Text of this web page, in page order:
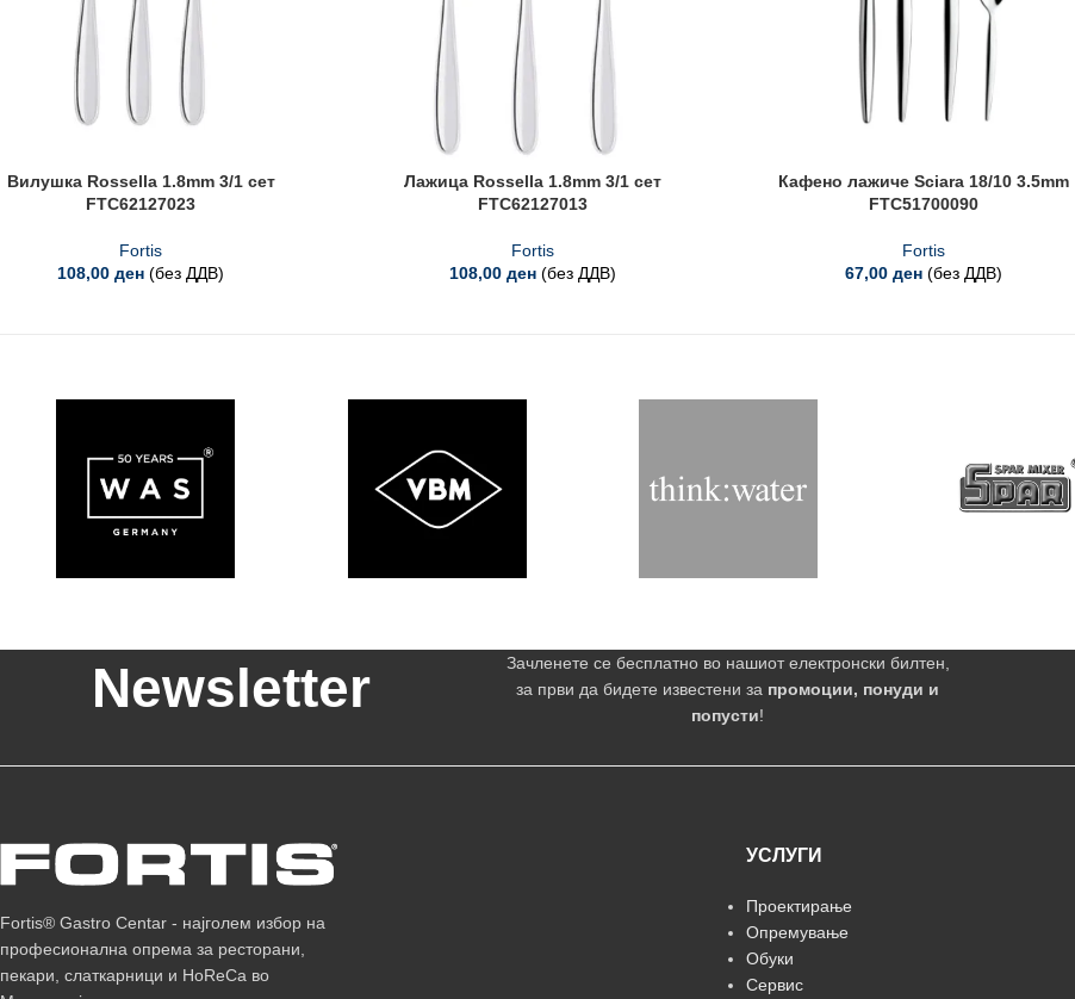
Вилушка Rossella 1.8mm 3/1 сет
FTC62127023
Fortis
108,00ден (без ДДВ)
Лажица Rossella 1.8mm 3/1 сет
FTC62127013
Fortis
108,00 ден (без ДДВ)
Кафено лажиче Sciara 18/10 3.5mm
FTC51700090
Fortis
67,00ден (без ДДВ)
Newsletter
Зачленете се бесплатно во нашиот електронски билтен,
за први да бидете известени за промоции, понуди и
попусти!
Fortis® Gastro Centar - најголем избор на
професионална опрема за ресторани,
пекари, слаткарници и HoReCa во
УСЛУГИ
Проектирање
Опремување
Обуки
Сервис